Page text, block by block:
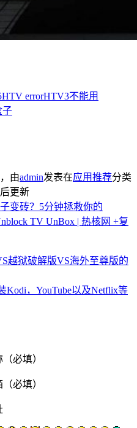
HTV errorHTV3不能用
子
由admin发表在应用推荐分类
更新
变砖？5分钟拯救你的
TV UnBox | 热核网 +复
越狱破解版VS海外至尊版的
Kodi，YouTube以及Netflix等
（必填）
（必填）